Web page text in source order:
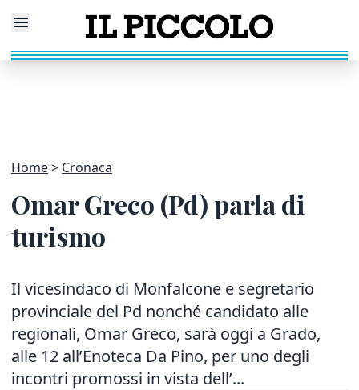
Home Cronaca
Omar Greco (Pd) parla di
turismo
Il vicesindaco di Monfalcone e segretario
provinciale del Pd nonché candidato alle
regionali, Omar Greco, sarà oggi a Grado,
alle 12 all’Enoteca Da Pino, per uno degli
incontri promossi in vista dell’...